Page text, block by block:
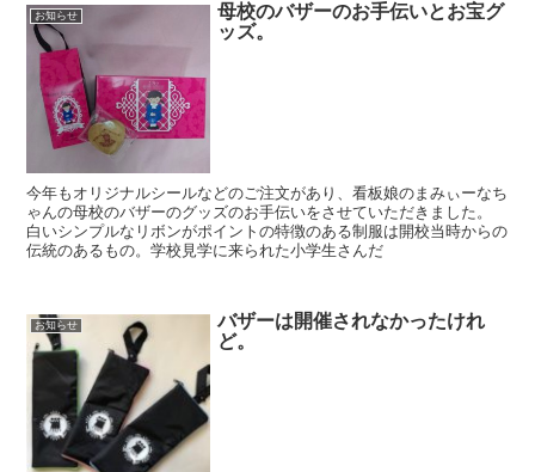
お知らせ
母校のバザーのお手伝いとお宝グ
ッズ。
今年もオリジナルシールなどのご注文があり、看板娘のまみぃーなち
ゃんの母校のバザーのグッズのお手伝いをさせていただきました。
白いシンプルなリボンがポイントの特徴のある制服は開校当時からの
伝統のあるもの。学校見学に来られた小学生さんだ
お知らせ
バザーは開催されなかったけれ
ど。